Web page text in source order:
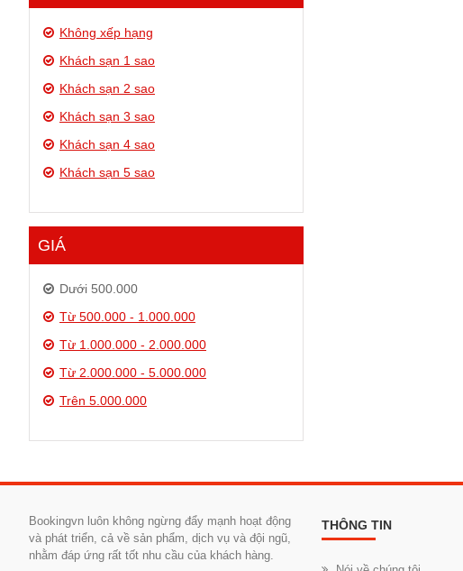
Không xếp hạng
Khách sạn 1 sao
Khách sạn 2 sao
Khách sạn 3 sao
Khách sạn 4 sao
Khách sạn 5 sao
GIÁ
Dưới 500.000
Từ 500.000 - 1.000.000
Từ 1.000.000 - 2.000.000
Từ 2.000.000 - 5.000.000
Trên 5.000.000
Bookingvn luôn không ngừng đẩy mạnh hoạt động
và phát triển, cả về sản phẩm, dịch vụ và đội ngũ,
nhằm đáp ứng rất tốt nhu cầu của khách hàng.
THÔNG TIN